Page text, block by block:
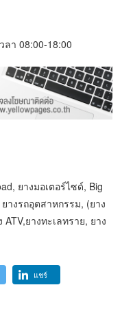
ลา 08:00-18:00
ยางมอเตอร์ไซด์, Big
างรถอุตสาหกรรม, (ยาง
ยางทะเลทราย, ยาง
แชร์